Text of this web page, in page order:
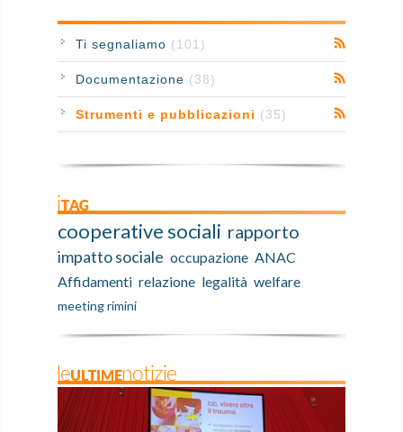
Ti segnaliamo (101)
Documentazione (38)
Strumenti e pubblicazioni (35)
iTAG
cooperative sociali rapporto
impatto sociale occupazione ANAC
Affidamenti relazione legalità welfare
meeting rimini
leULTIMEnotizie